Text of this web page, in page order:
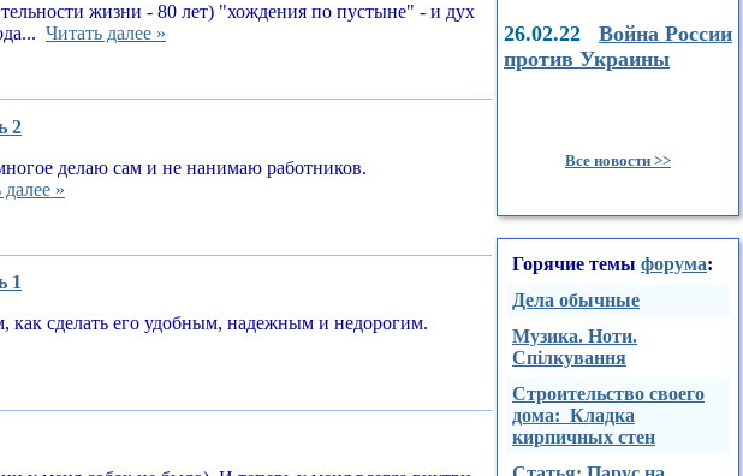
жизни - 80 лет) "хождения по пустыне" - и дух
Читать далее »
2
делаю сам и не нанимаю работников.
»
1
как сделать его удобным, надежным и недорогим.
26.02.22 Война России
против Украины
Все новости >>
Горячие темы форума:
Дела обычные
Музика. Ноти.
Спілкування
Строительство своего
дома: Кладка
кирпичных стен